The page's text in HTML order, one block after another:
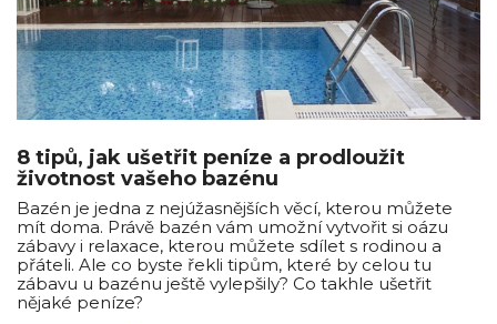
8 tipů, jak ušetřit peníze a prodloužit
životnost vašeho bazénu
Bazén je jedna z nejúžasnějších věcí, kterou můžete
mít doma. Právě bazén vám umožní vytvořit si oázu
zábavy i relaxace, kterou můžete sdílet s rodinou a
přáteli. Ale co byste řekli tipům, které by celou tu
zábavu u bazénu ještě vylepšily? Co takhle ušetřit
nějaké peníze?